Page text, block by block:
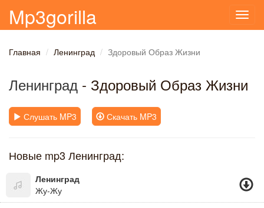
Mp3gorilla
Главная Ленинград Здоровый Образ Жизни
Ленинград - Здоровый Образ Жизни
Слушать MP3 Скачать MP3
Новые mp3 Ленинград:
Ленинград
Жу-Жу